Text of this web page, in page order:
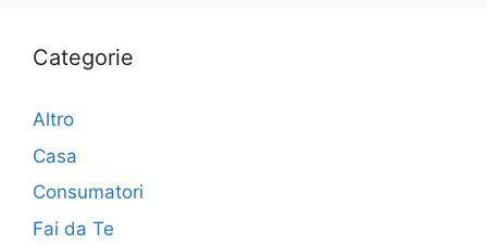
Categorie
Altro
Casa
Consumatori
Fai da Te